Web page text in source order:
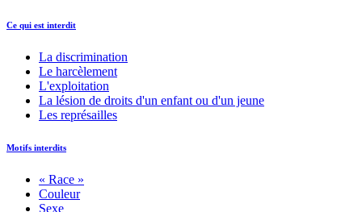
Ce qui est interdit
La discrimination
Le harcèlement
L'exploitation
La lésion de droits d'un enfant ou d'un jeune
Les représailles
Motifs interdits
« Race »
Couleur
Sexe